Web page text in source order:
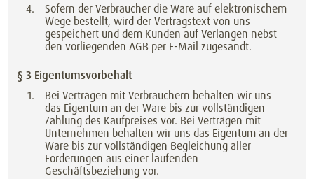
Sofern der Verbraucher die Ware auf elektronischem
Wege bestellt, wird der Vertragstext von uns
gespeichert und dem Kunden auf Verlangen nebst
den vorliegenden AGB per E-Mail zugesandt.
§ 3 Eigentumsvorbehalt
Bei Verträgen mit Verbrauchern behalten wir uns
das Eigentum an der Ware bis zur vollständigen
Zahlung des Kaufpreises vor. Bei Verträgen mit
Unternehmen behalten wir uns das Eigentum an der
Ware bis zur vollständigen Begleichung aller
Forderungen aus einer laufenden
Geschäftsbeziehung vor.